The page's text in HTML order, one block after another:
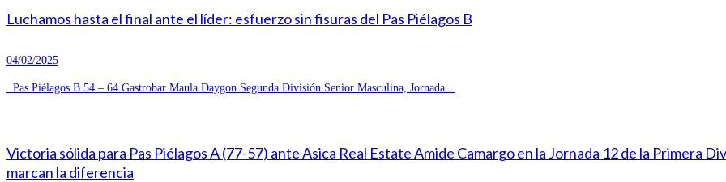
Luchamos hasta el final ante el líder: esfuerzo sin fisuras del Pas Piélagos B
04/02/2025
Pas Piélagos B 54 – 64 Gastrobar Maula Daygon Segunda División Senior Masculina, Jornada...
Victoria sólida para Pas Piélagos A (77-57) ante Asica Real Estate Amide Camargo en la Jornada 12 de la Primera
marcan la diferencia